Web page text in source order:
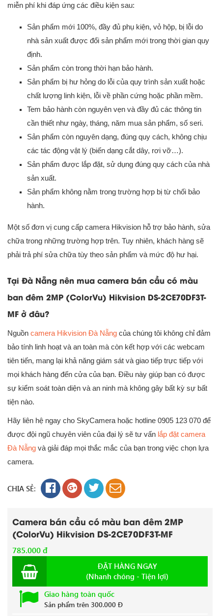
miễn phí khi đáp ứng các điều kiện sau:
Sản phẩm mới 100%, đầy đủ phụ kiện, vỏ hộp, bị lỗi do
nhà sản xuất được đổi sản phẩm mới trong thời gian quy
định.
Sản phẩm còn trong thời hạn bảo hành.
Sản phẩm bị hư hỏng do lỗi của quy trình sản xuất hoặc
chất lượng linh kiện, lỗi về phần cứng hoặc phần mềm.
Tem bảo hành còn nguyên vẹn và đầy đủ các thông tin
cần thiết như ngày, tháng, năm mua sản phẩm, số seri.
Sản phẩm còn nguyên dạng, đúng quy cách, không chịu
các tác động vật lý (biến dạng cắt dây, rơi vỡ…).
Sản phẩm được lắp đặt, sử dụng đúng quy cách của nhà
sản xuất.
Sản phẩm không nằm trong trường hợp bị từ chối bảo
hành.
Một số đơn vị cung cấp camera Hikvision hỗ trợ bảo hành, sửa
chữa trong những trường hợp trên. Tuy nhiên, khách hàng sẽ
phải trả phí sửa chữa tùy theo sản phẩm và mức độ hư hại.
Tại Đà Nẵng nên mua camera bán cầu có màu
ban đêm 2MP (ColorVu) Hikvision DS-2CE70DF3T-
MF ở đâu?
Nguồn camera Hikvision Đà Nẵng của chúng tôi không chỉ đảm
bảo tính linh hoạt và an toàn mà còn kết hợp với các webcam
tiên tiến, mang lại khả năng giám sát và giao tiếp trực tiếp với
mọi khách hàng đến cửa của bạn. Điều này giúp bạn có được
sự kiểm soát toàn diện và an ninh mà không gây bất kỳ sự bất
tiện nào.
Hãy liên hệ ngay cho SkyCamera hoặc hotline 0905 123 070 để
được đội ngũ chuyên viên của đại lý sẽ tư vấn lắp đặt camera
Đà Nẵng và giải đáp mọi thắc mắc của bạn trong việc chọn lựa
camera.
CHIA SẺ:
Camera bán cầu có màu ban đêm 2MP
(ColorVu) Hikvision DS-2CE70DF3T-MF
785.000 đ
ĐẶT HÀNG NGAY
(Nhanh chóng - Tiện lợi)
Giao hàng toàn quốc
Sản phẩm trên 300.000 Đ